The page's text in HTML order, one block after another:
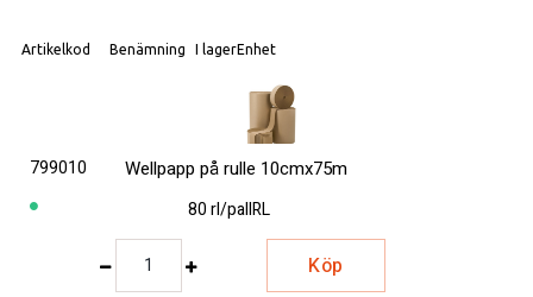
Artikelkod Benämning I lagerEnhet
799010 Wellpapp på rulle 10cmx75m
80 rl/pallRL
Köp